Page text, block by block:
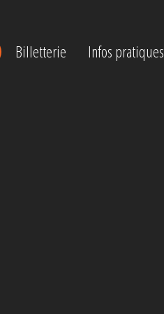
Billetterie Infos pratiques